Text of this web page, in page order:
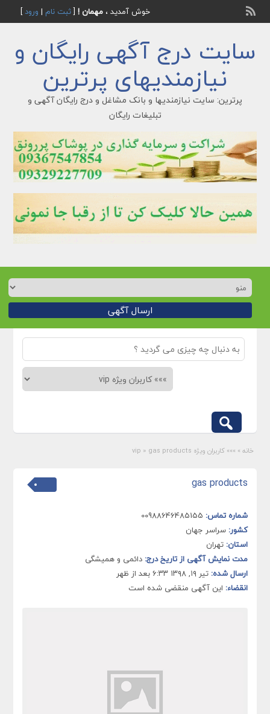
خوش آمدید ، مهمان ![ثبت نام | ورود]
سایت درج آگهی رایگان و
نیازمندیهای پرترین
پرترین: سایت نیازمندیها و بانک مشاغل و درج رایگان آگهی و
تبلیغات رایگان
ارسال آگهی
خانه » »»» کاربران ویژه vip » gas products
gas products
شماره تماس:
کشور: سراسر جهان
استان: تهران
مدت نمایش آگهی از تاریخ درج: دائمی و همیشگی
ارسال شده: تیر ۱۹, ۱۳۹۸ ۶:۳۳ بعد از ظهر
انقضاء: این آگهی منقضی شده است